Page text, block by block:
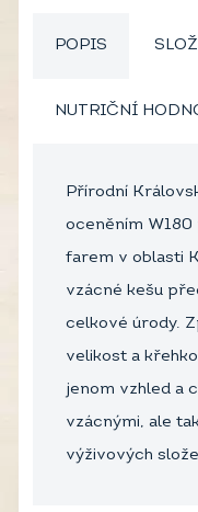
POPIS
NUTRIČNÍ
Přírodní
oceněním W180
farem v oblasti
vzácné kešu
celkové úrody.
velikost a
jenom vzhled a
vzácnými, ale
výživových